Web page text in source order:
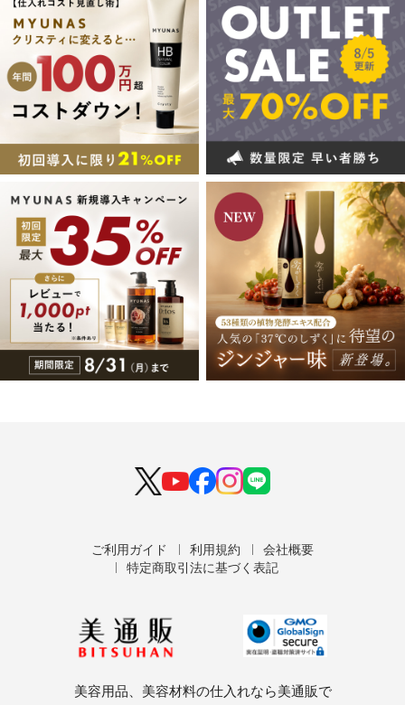
ご利用ガイド 利用規約
会社概要
特定商取引法に基づく表記
美容用品、美容材料の仕入れなら美通販で